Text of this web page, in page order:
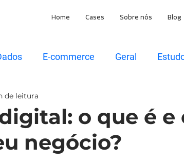
Home Cases Sobre nós Blog
E-commerce Geral
o que é e
negócio?
de leitura